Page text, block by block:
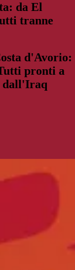
da El
tranne
d'Avorio:
pronti a
dall'Iraq